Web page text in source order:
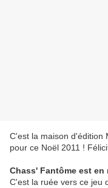
C'est la maison d'édition
pour ce Noël 2011 !
Chass' Fantôme est
C'est la ruée vers ce jeu